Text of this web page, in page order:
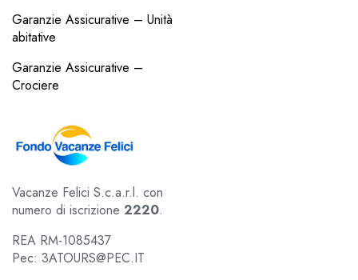
Garanzie Assicurative – Unità
abitative
Garanzie Assicurative –
Crociere
Vacanze Felici S.c.a.r.l. con
numero di iscrizione 2220.
REA RM-1085437
Pec: 3ATOURS@PEC.IT